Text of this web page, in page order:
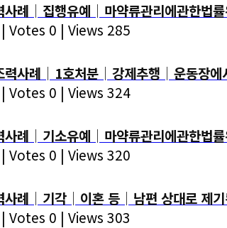
사례│집행유예│마약류관리에관한법
| Votes 0 | Views 285
력사례│1호처분│강제추행│운동장에
| Votes 0 | Views 324
사례│기소유예│마약류관리에관한법
| Votes 0 | Views 320
사례│기각│이혼 등│남편 상대로 제
| Votes 0 | Views 303